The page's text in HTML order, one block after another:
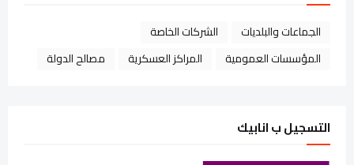
الجماعات والبلديات
الشركات الخاصة
المؤسسات العمومية
المراكز العسكرية مصالح الدولة
التسجيل ب انابيك